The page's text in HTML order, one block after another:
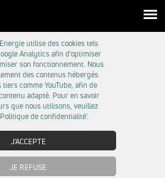
utilise des cookies tels
Analytics afin d'optimiser
son fonctionnement. Nous
des contenus hébergés
comme YouTube, afin de
adapté. Pour en savoir
que nous utilisons, veuillez
de confidentialité'.
J'ACCEPTE
JE REFUSE